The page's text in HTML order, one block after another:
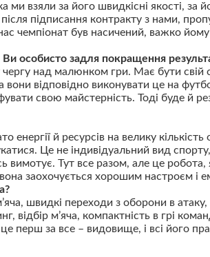
ми взяли за його швидкісні якості, за
підписання контракту з нами,
чемпіонат був насичений, важко
особисто задля покращення
над малюнком гри. Має бути свій
вони відповідно виконувати це на
свою майстерність. Тоді буде й
й ресурсів на велику кількість
Це не індивідуальний вид
вимотує. Тут все разом, але це
заохочується хорошим настроєм і
швидкі переходи з оборони в
відбір м’яча, компактність в грі
перш за все – видовище, і всі його